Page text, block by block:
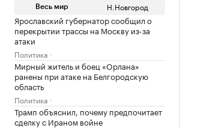
Весь мир Н.Новгород
Ярославский губернатор сообщил о
перекрытии трассы на Москву из-за
атаки
Политика
Мирный житель и боец «Орлана»
ранены при атаке на Белгородскую
область
Политика
Трамп объяснил, почему предпочитает
сделку с Ираном войне